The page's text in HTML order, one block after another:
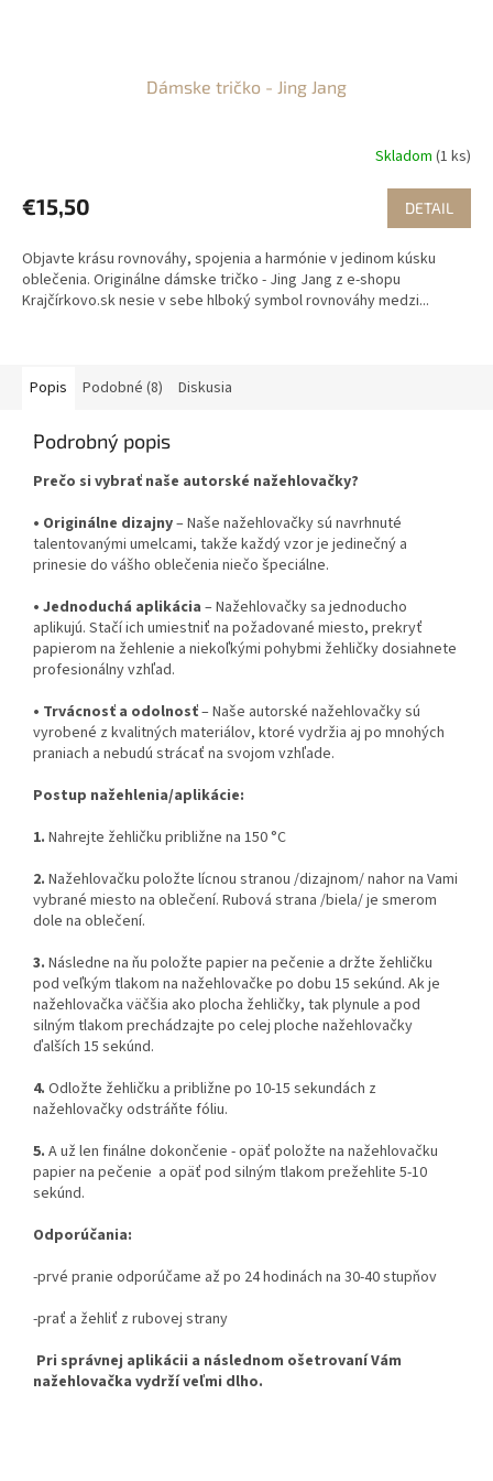
Dámske tričko - Jing Jang
Skladom (1 ks)
€15,50 DETAIL
Objavte krásu rovnováhy, spojenia a harmónie v jedinom kúsku
oblečenia. Originálne dámske tričko - Jing Jang z e-shopu
Krajčírkovo.sk nesie v sebe hlboký symbol rovnováhy medzi...
Popis Podobné (8) Diskusia
Podrobný popis
Prečo si vybrať naše autorské nažehlovačky?
• Originálne dizajny– Naše nažehlovačky sú navrhnuté
talentovanými umelcami, takže každý vzor je jedinečný a
prinesie do vášho oblečenia niečo špeciálne.
• Jednoduchá aplikácia – Nažehlovačky sa jednoducho
aplikujú. Stačí ich umiestniť na požadované miesto, prekryť
papierom na žehlenie a niekoľkými pohybmi žehličky dosiahnete
profesionálny vzhľad.
• Trvácnosť a odolnosť– Naše autorské nažehlovačky sú
vyrobené z kvalitných materiálov, ktoré vydržia aj po mnohých
praniach a nebudú strácať na svojom vzhľade.
Postup nažehlenia/aplikácie:
1. Nahrejte žehličku približne na 150 °C
2. Nažehlovačku položte lícnou stranou /dizajnom/ nahor na Vami
vybrané miesto na oblečení. Rubová strana /biela/ je smerom
dole na oblečení.
3. Následne na ňu položte papier na pečenie a držte žehličku
pod veľkým tlakom na nažehlovačke po dobu 15 sekúnd. Ak je
nažehlovačka väčšia ako plocha žehličky, tak plynule a pod
silným tlakom prechádzajte po celej ploche nažehlovačky
ďalších 15 sekúnd.
4. Odložte žehličku a približne po 10-15 sekundách z
nažehlovačky odstráňte fóliu.
5. A už len finálne dokončenie - opäť položte na nažehlovačku
papier na pečenie a opäť pod silným tlakom prežehlite 5-10
sekúnd.
Odporúčania:
-prvé pranie odporúčame až po 24 hodinách na 30-40 stupňov
-prať a žehliť z rubovej strany
Pri správnej aplikácii a následnom ošetrovaní Vám
nažehlovačka vydrží veľmi dlho.